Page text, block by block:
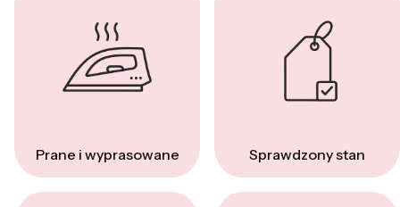
Prane i wyprasowane Sprawdzony stan